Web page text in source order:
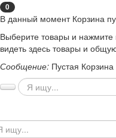
0
В данный момент Корзина
Выберите товары и нажмите
видеть здесь товары и
Сообщение: Пустая Корзина